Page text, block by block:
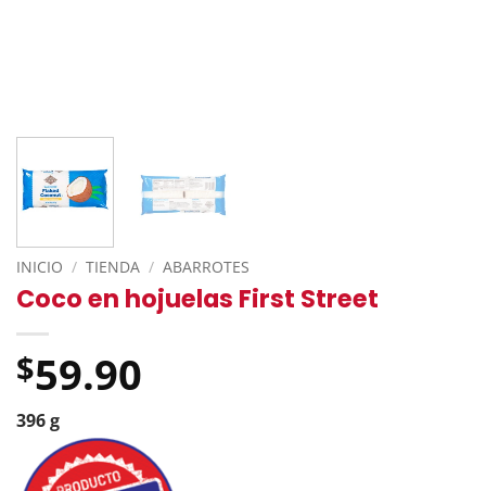
INICIO / TIENDA / ABARROTES
Coco en hojuelas First Street
$59.90
396 g